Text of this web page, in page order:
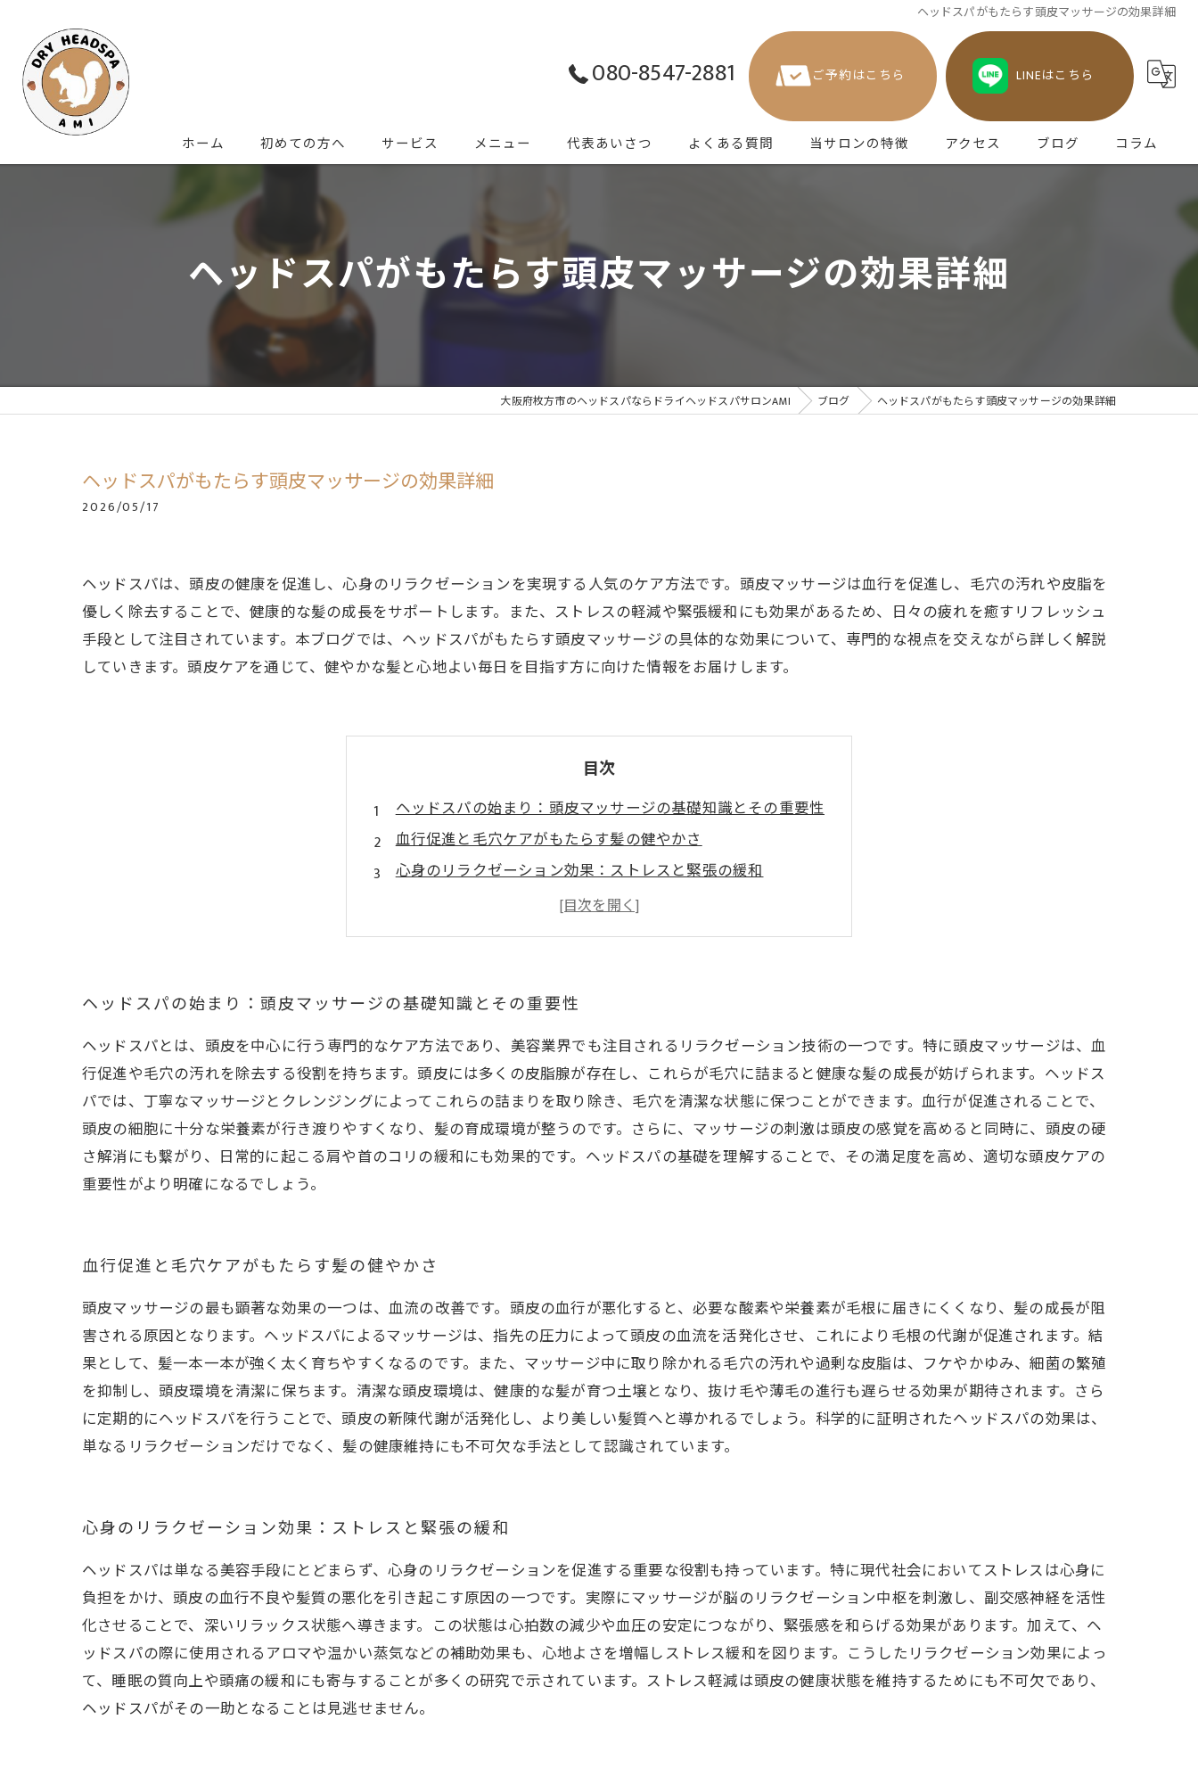
ヘッドスパがもたらす頭皮マッサージの効果詳細
080-8547-2881 ご予約はこちら LINEはこちら
ホーム 初めての方へ サービス メニュー 代表あいさつ よくある質問 当サロンの特徴
眼精疲労
アクセス ブログ コラム
ヘッドスパがもたらす頭皮マッサージの効果詳細
大阪府枚方市のヘッドスパならドライヘッドスパサロンAMI ブログ ヘッドスパがもたらす頭皮マッサージの効果詳細
ヘッドスパがもたらす頭皮マッサージの効果詳細
2026/05/17
ヘッドスパは、頭皮の健康を促進し、心身のリラクゼーションを実現する人気のケア方法です。頭皮マッサージは血行を促進し、毛穴の汚れや皮脂を
優しく除去することで、健康的な髪の成長をサポートします。また、ストレスの軽減や緊張緩和にも効果があるため、日々の疲れを癒すリフレッシュ
手段として注目されています。本ブログでは、ヘッドスパがもたらす頭皮マッサージの具体的な効果について、専門的な視点を交えながら詳しく解説
していきます。頭皮ケアを通じて、健やかな髪と心地よい毎日を目指す方に向けた情報をお届けします。
目次
ヘッドスパの始まり：頭皮マッサージの基礎知識とその重要性
血行促進と毛穴ケアがもたらす髪の健やかさ
心身のリラクゼーション効果：ストレスと緊張の緩和
専門的ケアの価値とセルフマッサージとの違い
ヘッドスパの未来展望と健やかな髪のための習慣化
ヘッドスパの始まり：頭皮マッサージの基礎知識とその重要性
ヘッドスパとは、頭皮を中心に行う専門的なケア方法であり、美容業界でも注目されるリラクゼーション技術の一つです。特に頭皮マッサージは、血
行促進や毛穴の汚れを除去する役割を持ちます。頭皮には多くの皮脂腺が存在し、これらが毛穴に詰まると健康な髪の成長が妨げられます。ヘッドス
パでは、丁寧なマッサージとクレンジングによってこれらの詰まりを取り除き、毛穴を清潔な状態に保つことができます。血行が促進されることで、
頭皮の細胞に十分な栄養素が行き渡りやすくなり、髪の育成環境が整うのです。さらに、マッサージの刺激は頭皮の感覚を高めると同時に、頭皮の硬
さ解消にも繋がり、日常的に起こる肩や首のコリの緩和にも効果的です。ヘッドスパの基礎を理解することで、その満足度を高め、適切な頭皮ケアの
重要性がより明確になるでしょう。
血行促進と毛穴ケアがもたらす髪の健やかさ
頭皮マッサージの最も顕著な効果の一つは、血流の改善です。頭皮の血行が悪化すると、必要な酸素や栄養素が毛根に届きにくくなり、髪の成長が阻
害される原因となります。ヘッドスパによるマッサージは、指先の圧力によって頭皮の血流を活発化させ、これにより毛根の代謝が促進されます。結
果として、髪一本一本が強く太く育ちやすくなるのです。また、マッサージ中に取り除かれる毛穴の汚れや過剰な皮脂は、フケやかゆみ、細菌の繁殖
を抑制し、頭皮環境を清潔に保ちます。清潔な頭皮環境は、健康的な髪が育つ土壌となり、抜け毛や薄毛の進行も遅らせる効果が期待されます。さら
に定期的にヘッドスパを行うことで、頭皮の新陳代謝が活発化し、より美しい髪質へと導かれるでしょう。科学的に証明されたヘッドスパの効果は、
単なるリラクゼーションだけでなく、髪の健康維持にも不可欠な手法として認識されています。
心身のリラクゼーション効果：ストレスと緊張の緩和
ヘッドスパは単なる美容手段にとどまらず、心身のリラクゼーションを促進する重要な役割も持っています。特に現代社会においてストレスは心身に
負担をかけ、頭皮の血行不良や髪質の悪化を引き起こす原因の一つです。実際にマッサージが脳のリラクゼーション中枢を刺激し、副交感神経を活性
化させることで、深いリラックス状態へ導きます。この状態は心拍数の減少や血圧の安定につながり、緊張感を和らげる効果があります。加えて、ヘ
ッドスパの際に使用されるアロマや温かい蒸気などの補助効果も、心地よさを増幅しストレス緩和を図ります。こうしたリラクゼーション効果によっ
て、睡眠の質向上や頭痛の緩和にも寄与することが多くの研究で示されています。ストレス軽減は頭皮の健康状態を維持するためにも不可欠であり、
ヘッドスパがその一助となることは見逃せません。